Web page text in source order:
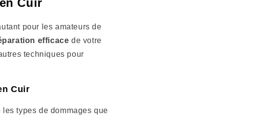
Cuir
pour les amateurs de
efficace de votre
techniques pour
Cuir
types de dommages que